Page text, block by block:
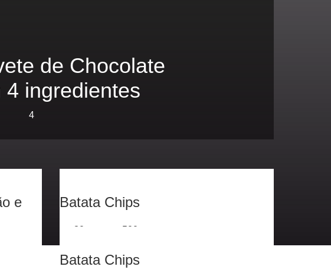
de Chocolate
4 ingredientes
4
e
Batata Chips
30 500g
Batata Chips